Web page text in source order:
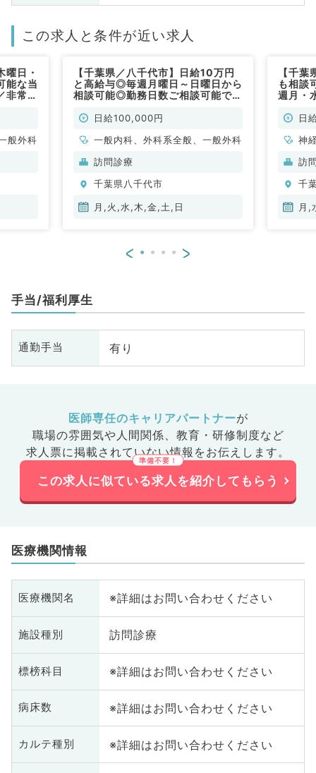
この求人と条件が近い求人
曜日・
能な当
非常
般外科
【千葉県／八千代市】日給10万円
と高給与◎毎週月曜日～日曜日から
相談可能◎勤務日数ご相談可能で
（内科系・外科系／非常勤）
日給100,000円
一般内科、外科系全般、一般外科
訪問診療
千葉県八千代市
月,火,水,木,金,土,日
【千
も相談
週月・
勤） 日
神
科
内
訪
千
月,
< >
手当/福利厚生
通勤手当 有り
医師専任のキャリアパートナーが
職場の雰囲気や人間関係、 教育・研修制度など
求人票に掲載されていない情報をお伝えします。
この求人に似ている求人を紹介してもらう
医療機関情報
医療機関名 ※詳細はお問い合わせください
施設種別 訪問診療
標榜科目 ※詳細はお問い合わせください
病床数 ※詳細はお問い合わせください
カルテ種別 ※詳細はお問い合わせください